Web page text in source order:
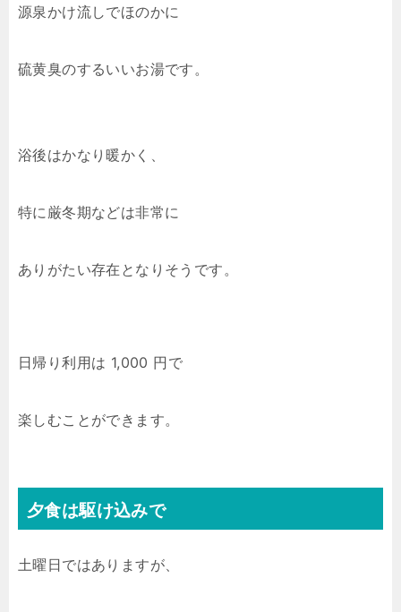
源泉かけ流しでほのかに
硫黄臭のするいいお湯です。
浴後はかなり暖かく、
特に厳冬期などは非常に
ありがたい存在となりそうです。
日帰り利用は 1,000 円で
楽しむことができます。
夕食は駆け込みで
土曜日ではありますが、